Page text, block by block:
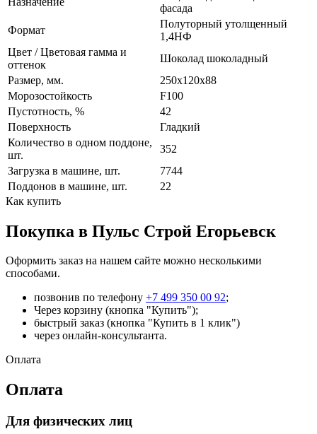
фасада
Формат
Полуторный утолщенный
1,4НФ
Цвет / Цветовая гамма и
оттенок
Шоколад шоколадный
Размер, мм.
250х120х88
Морозостойкость
F100
Пустотность, %
42
Поверхность
Гладкий
Количество в одном поддоне,
шт.
352
Загрузка в машине, шт.
7744
Поддонов в машине, шт.
22
Как купить
Покупка в Пульс Строй Егорьевск
Оформить заказ на нашем сайте можно несколькими
способами.
позвонив по телефону +7 499 350 00 92;
Через корзину (кнопка "Купить");
быстрый заказ (кнопка "Купить в 1 клик")
через онлайн-консультанта.
Оплата
Оплата
Для физических лиц